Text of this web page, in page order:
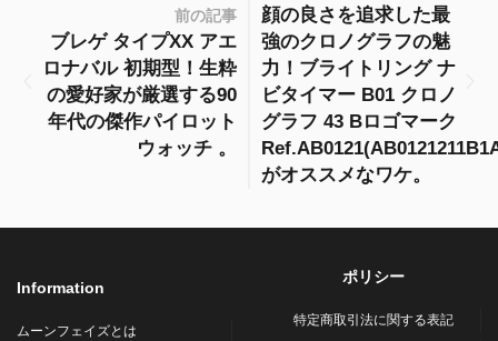
前の記事
ブレゲ タイプXX アエ
ロナバル 初期型！生粋
の愛好家が厳選する90
年代の傑作パイロット
ウォッチ 。
顔の良さを追求した最
強のクロノグラフの魅
力！ブライトリング ナ
ビタイマー B01 クロノ
グラフ 43 Bロゴマーク
がオススメなワケ。
Information
ムーンフェイズとは
ポリシー
特定商取引法に関する表記